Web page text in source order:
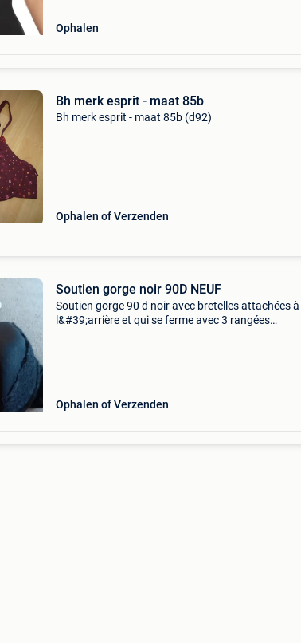
Ophalen
Bh merk esprit - maat 85b
Bh merk esprit - maat 85b (d92)
Ophalen of Verzenden
Soutien gorge noir 90D NEUF
Soutien gorge 90 d noir avec bretelles attachées à
l&#39;arrière et qui se ferme avec 3 rangées
Ophalen of Verzenden